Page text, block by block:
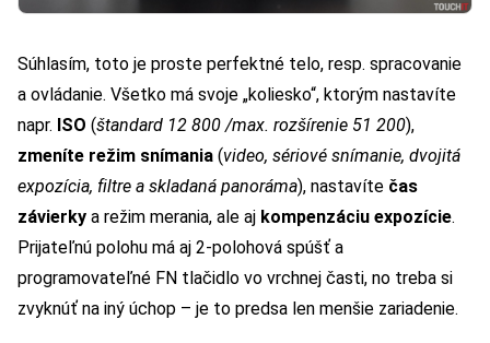
Súhlasím, toto je proste perfektné telo, resp. spracovanie
a ovládanie. Všetko má svoje „koliesko“, ktorým nastavíte
napr. ISO (štandard 12 800 /max. rozšírenie 51 200),
zmeníte režim snímania (video, sériové snímanie, dvojitá
expozícia, filtre a skladaná panoráma), nastavíte čas
závierky a režim merania, ale aj kompenzáciu expozície.
Prijateľnú polohu má aj 2-polohová spúšť a
programovateľné FN tlačidlo vo vrchnej časti, no treba si
zvyknúť na iný úchop – je to predsa len menšie zariadenie.